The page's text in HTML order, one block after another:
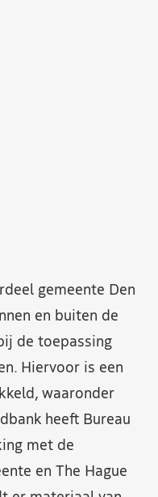
gemeente Den
en buiten de
de toepassing
Hiervoor is een
waaronder
heeft Bureau
met de
en The Hague